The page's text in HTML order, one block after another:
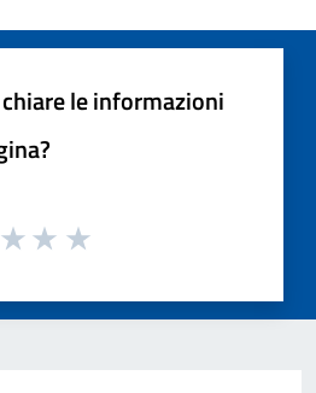
le informazioni